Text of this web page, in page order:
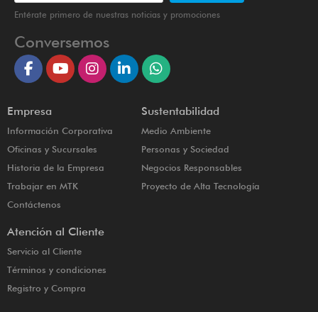
Entérate primero de nuestras noticias y promociones
Conversemos
Empresa
Información Corporativa
Oficinas y Sucursales
Historia de la Empresa
Trabajar en MTK
Contáctenos
Sustentabilidad
Medio Ambiente
Personas y Sociedad
Negocios Responsables
Proyecto de Alta Tecnología
Atención al Cliente
Servicio al Cliente
Términos y condiciones
Registro y Compra